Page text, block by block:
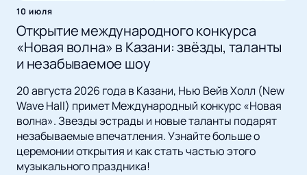
10 июля
Открытие международного конкурса
«Новая волна» в Казани: звёзды, таланты
и незабываемое шоу
20 августа 2026 года в Казани, Нью Вейв Холл (New
Wave Hall) примет Международный конкурс «Новая
волна». Звезды эстрады и новые таланты подарят
незабываемые впечатления. Узнайте больше о
церемонии открытия и как стать частью этого
музыкального праздника!